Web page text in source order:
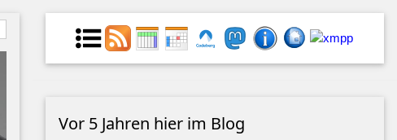
Vor 5 Jahren hier im Blog